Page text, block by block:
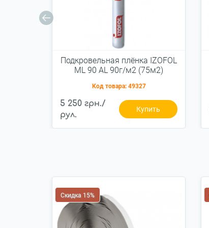
Подкровельная плёнка IZOFOL
ML 90 AL 90г/м2 (75м2)
Код товара: 49327
5 250 грн./
рул.
Купить
Скидка 15%